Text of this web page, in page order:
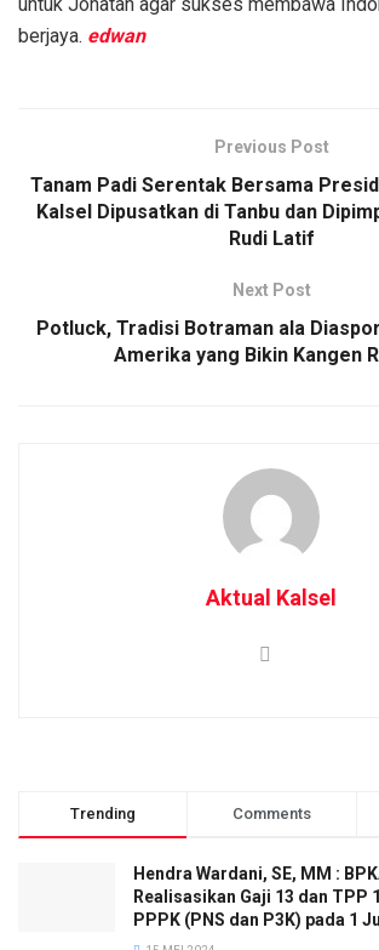
berjaya. edwan
Previous Post
Tanam Padi Serentak Bersama
Kalsel Dipusatkan di Tanbu dan
Rudi Latif
Next Post
Potluck, Tradisi Botraman ala
Amerika yang Bikin Kangen
Aktual Kalsel
Trending Comments
Hendra Wardani, SE, MM :
Realisasikan Gaji 13 dan TPP
PPPK (PNS dan P3K) pada 1